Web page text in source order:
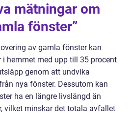
mätningar om
fönster”
av gamla fönster kan
hemmet med upp till 35 procent
genom att undvika
nya fönster. Dessutom kan
ha en längre livslängd än
vilket minskar det totala avfallet